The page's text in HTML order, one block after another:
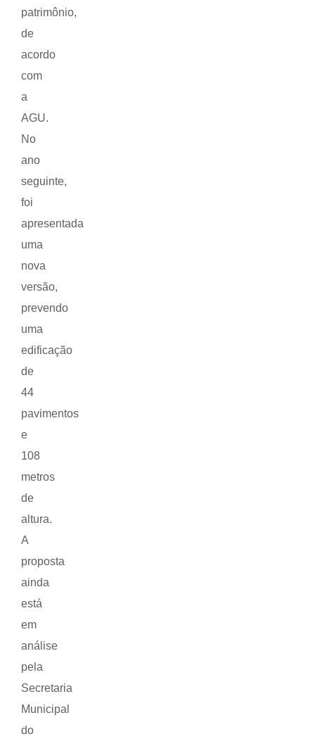
patrimônio,
de
acordo
com
a
AGU.
No
ano
seguinte,
foi
apresentada
uma
nova
versão,
prevendo
uma
edificação
de
44
pavimentos
e
108
metros
de
altura.
A
proposta
ainda
está
em
análise
pela
Secretaria
Municipal
do